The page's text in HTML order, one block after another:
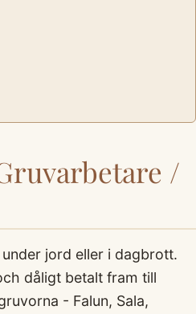
/
jord eller i dagbrott.
dåligt betalt fram till
- Falun, Sala,